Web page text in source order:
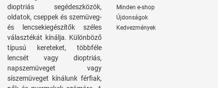
dioptriás segédeszközök,
oldatok, cseppek és szemüveg-
és lencsekiegészítők széles
választékát kínálja. Különböző
típusú kereteket, többféle
lencsét vagy dioptriás,
napszemüveget vagy
síszemüveget kínálunk férfiak,
Minden e-shop
Újdonságok
Kedvezmények